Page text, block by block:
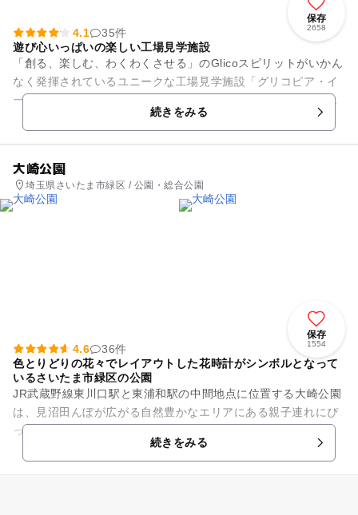
保存
2658
4.1
35件
遊び心いっぱいの楽しい工場見学施設
「創る、楽しむ、わくわくさせる」のGlicoスピリットがいかん
なく発揮されているユニークな工場見学施設「グリコピア・イ
ースト」。ポッキーやプリッツの製造工程が間近で見学できる
続きをみる
大崎公園
埼玉県さいたま市緑区 / 公園・総合公園
保存
1554
4.6
36件
色とりどりの花々でレイアウトした花時計がシンボルとなって
いるさいたま市緑区の公園
JR武蔵野線東川口駅と東浦和駅の中間地点に位置する大崎公園
は、見沼田んぼが広がる自然豊かなエリアにある親子連れにぴ
ったりのスポット。広い無料駐車場完備なのも嬉しいポイント
続きをみる